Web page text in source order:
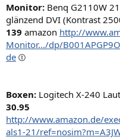
Monitor: Benq G2110W
glänzend DVI (Kontrast
139 amazon http://
Monitor.../dp/
de
Boxen: Logitech X-240
30.95
http://www.amazon.de/
als1-21/